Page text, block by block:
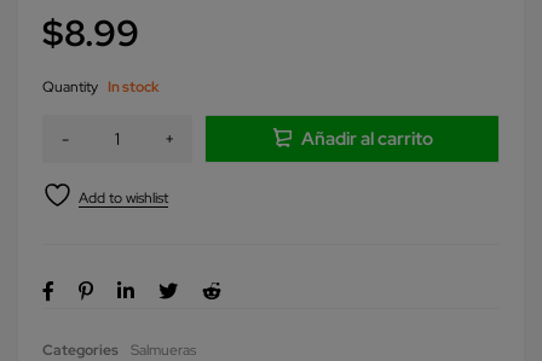
$8.99
Quantity In stock
Añadir al carrito
Categories
Salmueras